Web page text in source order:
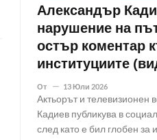
Александър
нарушение на
остър коментар
институциите
От 13 Юли 2026
Актьорът и телевизионен
Кадиев публикува в
след като е бил глобен за